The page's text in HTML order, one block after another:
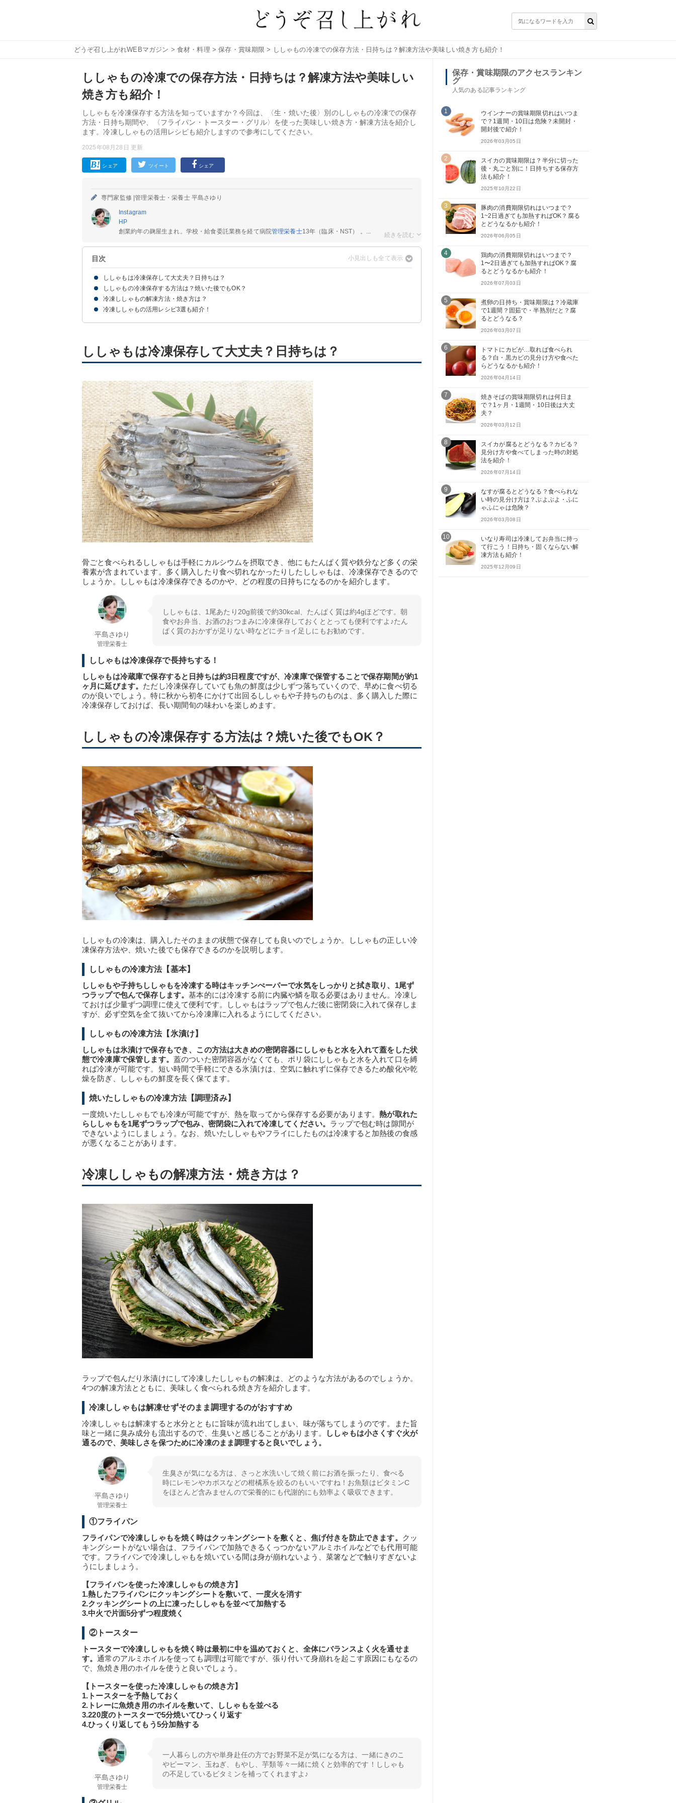
どうぞ召し上がれWEBマガジン > 食材・料理 >保存・賞味期限 > ししゃもの冷凍での保存方法・日持ちは？解凍方法や美味しい焼き方も紹介！
ししゃもの冷凍での保存方法・日持ちは？解凍方法や美味しい
焼き方も紹介！
ししゃもを冷凍保存する方法を知っていますか？今回は、〈生・焼いた後〉別のししゃもの冷凍での保存
方法・日持ち期間や、〈フライパン・トースター・グリル〉を使った美味しい焼き方・解凍方法を紹介し
ます。冷凍ししゃもの活用レシピも紹介しますので参考にしてください。
2025年08月28日 更新
シェア ツイート シェア
専門家監修 |管理栄養士・栄養士 平島さゆり
Instagram
HP
創業約年の麹屋生まれ。学校・給食委託業務を経て病院管理栄養士13年（臨床・NST） 。...
目次
ししゃもは冷凍保存して大丈夫？日持ちは？
ししゃもは冷凍保存で長持ちする！
ししゃもの冷凍保存する方法は？焼いた後でもOK？
ししゃもの冷凍方法【基本】
ししゃもの冷凍方法【氷漬け】
焼いたししゃもの冷凍方法【調理済み】
冷凍ししゃもの解凍方法・焼き方は？
冷凍ししゃもは解凍せずそのまま調理するのがおすすめ
①フライパン
②トースター
③グリル
④オーブンレンジ
冷凍ししゃもの活用レシピ3選も紹介！
ししゃもは冷凍保存して大丈夫？日持ちは？
骨ごと食べられるししゃもは手軽にカルシウムを摂取でき、他にもたんぱく質や鉄分など多くの栄
養素が含まれています。多く購入したり食べ切れなかったりしたししゃもは、冷凍保存できるので
しょうか。ししゃもは冷凍保存できるのかや、どの程度の日持ちになるのかを紹介します。
平島さゆり
管理栄養士
ししゃもは、1尾あたり20g前後で約30kcal、たんぱく質は約4gほどです。朝
食やお弁当、お酒のおつまみに冷凍保存しておくととっても便利ですよ♪たん
ぱく質のおかずが足りない時などにチョイ足しにもお勧めです。
ししゃもは冷凍保存で長持ちする！
ししゃもは冷蔵庫で保存すると日持ちは約3日程度ですが、冷凍庫で保管することで保存期間が約1
ヶ月に延びます。 ただし冷凍保存していても魚の鮮度は少しずつ落ちていくので、早めに食べ切る
のが良いでしょう。特に秋から初冬にかけて出回るししゃもや子持ちのものは、多く購入した際に
冷凍保存しておけば、長い期間旬の味わいを楽しめます。
ししゃもの冷凍保存する方法は？焼いた後でもOK？
ししゃもの冷凍は、購入したそのままの状態で保存しても良いのでしょうか。ししゃもの正しい冷
凍保存方法や、焼いた後でも保存できるのかを説明します。
ししゃもの冷凍方法【基本】
ししゃもや子持ちししゃもを冷凍する時はキッチンぺーパーで水気をしっかりと拭き取り、1尾ず
つラップで包んで保存します。基本的には冷凍する前に内臓や鱗を取る必要はありません。冷凍し
ておけば少量ずつ調理に使えて便利です。ししゃもはラップで包んだ後に密閉袋に入れて保存しま
すが、必ず空気を全て抜いてから冷凍庫に入れるようにしてください。
ししゃもの冷凍方法【氷漬け】
ししゃもは氷漬けで保存もでき、この方法は大きめの密閉容器にししゃもと水を入れて蓋をした状
態で冷凍庫で保管します。 蓋のついた密閉容器がなくても、ポリ袋にししゃもと水を入れて口を縛
れば冷凍が可能です。短い時間で手軽にできる氷漬けは、空気に触れずに保存できるため酸化や乾
燥を防ぎ、ししゃもの鮮度を長く保てます。
焼いたししゃもの冷凍方法【調理済み】
一度焼いたししゃもでも冷凍が可能ですが、熱を取ってから保存する必要があります。熱が取れた
らししゃもを1尾ずつラップで包み、密閉袋に入れて冷凍してください。 ラップで包む時は隙間が
できないようにしましょう。なお、焼いたししゃもやフライにしたものは冷凍すると加熱後の食感
が悪くなることがあります。
冷凍ししゃもの解凍方法・焼き方は？
ラップで包んだり氷漬けにして冷凍したししゃもの解凍は、どのような方法があるのでしょうか。
4つの解凍方法とともに、美味しく食べられる焼き方を紹介します。
冷凍ししゃもは解凍せずそのまま調理するのがおすすめ
冷凍ししゃもは解凍すると水分とともに旨味が流れ出てしまい、味が落ちてしまうのです。また旨
味と一緒に臭み成分も流出するので、生臭いと感じることがあります。
ししゃもは小さくすぐ火が
通るので、美味しさを保つために冷凍のまま調理すると良いでしょう。
平島さゆり
管理栄養士
生臭さが気になる方は、さっと水洗いして焼く前にお酒を振ったり、食べる
時にレモンやカボスなどの柑橘系を絞るのもいいですね！お魚類はビタミンC
をほとんど含みませんので栄養的にも代謝的にも効率よく吸収できます。
①フライパン
フライパンで冷凍ししゃもを焼く時はクッキングシートを敷くと、焦げ付きを防止できます。
クッ
キングシートがない場合は、フライパンで加熱できるくっつかないアルミホイルなどでも代用可能
です。フライパンで冷凍ししゃもを焼いている間は身が崩れないよう、菜箸などで触りすぎないよ
うにしましょう。
【フライパンを使った冷凍ししゃもの焼き方】
1.熱したフライパンにクッキングシートを敷いて、一度火を消す
2.クッキングシートの上に凍ったししゃもを並べて加熱する
3.中火で片面5分ずつ程度焼く
②トースター
トースターで冷凍ししゃもを焼く時は最初に中を温めておくと、全体にバランスよく火を通せま
す。通常のアルミホイルを使っても調理は可能ですが、張り付いて身崩れを起こす原因にもなるの
で、魚焼き用のホイルを使うと良いでしょう。
【トースターを使った冷凍ししゃもの焼き方】
1.トースターを予熱しておく
2.トレーに魚焼き用のホイルを敷いて、ししゃもを並べる
3.220度のトースターで5分焼いてひっくり返す
4.ひっくり返してもう5分加熱する
平島さゆり
管理栄養士
一人暮らしの方や単身赴任の方でお野菜不足が気になる方は、一緒にきのこ
やピーマン、玉ねぎ、もやし、芋類等々一緒に焼くと効率的です！ししゃも
の不足しているビタミンを補ってくれますよ♪
保存・賞味期限のアクセスランキン
グ
人気のある記事ランキング
1
ウインナーの賞味期限切れはいつま
で？1週間・10日は危険？未開封・
開封後で紹介！
2026年03月05日
2
スイカの賞味期限は？半分に切った
後・丸ごと別に！日持ちする保存方
法も紹介！
2025年10月22日
3
豚肉の消費期限切れはいつまで？
1~2日過ぎても加熱すればOK？腐る
とどうなるかも紹介！
2026年06月05日
4
鶏肉の消費期限切れはいつまで？
1〜2日過ぎても加熱すればOK？腐
るとどうなるかも紹介！
2026年07月03日
5
煮卵の日持ち・賞味期限は？冷蔵庫
で1週間？固茹で・半熟別だと？腐
るとどうなる？
2026年03月07日
6
トマトにカビが…取れば食べられ
る？白・黒カビの見分け方や食べた
らどうなるかも紹介！
2026年04月14日
7
焼きそばの賞味期限切れは何日ま
で？1ヶ月・1週間・10日後は大丈
夫？
2026年03月12日
8
スイカが腐るとどうなる？カビる？
見分け方や食べてしまった時の対処
法を紹介！
2026年07月14日
9
なすが腐るとどうなる？食べられな
い時の見分け方は？ぶよぶよ・ふに
ゃふにゃは危険？
2026年03月08日
10
いなり寿司は冷凍してお弁当に持っ
て行こう！日持ち・固くならない解
凍方法も紹介！
2025年12月09日